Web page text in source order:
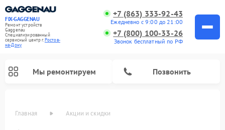
FIX-GAGGENAU
Ремонт устройств
Gaggenau
Специализированный
cервисный центр г.Ростов-
на-Дону
+7 (863) 333-92-43
Ежедневно с 9:00 до 21:00
+7 (800) 100-33-26
Звонок бесплатный по РФ
Мы ремонтируем Позвонить
Главная Акции и скидки